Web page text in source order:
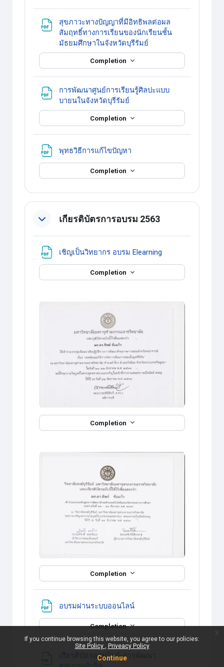
If you continue browsing this website, you agree to our policies:
Site Policy
Priveacy Policy
Continue
สุขภาวะทางปัญญาที่มีอิทธิพลต่อผล
สัมฤทธิ์ทางการเรียนของนักเรียนชั้น
มัธยมศึกษาในจังหวัดบุรีรัมย์
Completion
การพัฒนาศูนย์การเรียนรู้ศิลปะแบบ
บายนในจังหวัดบุรีรัมย์
Completion
พุทธวิธีการแก้ไขปัญหา
Completion
เกียรติบัตรการอบรม 2563
เชิญเป็นวิทยากร อบรม Elearning
Completion
Completion
Completion
อบรมผ่านระบบออนไลน์
Completion
เกียรติบัตรออนไลน์-การพัฒนา